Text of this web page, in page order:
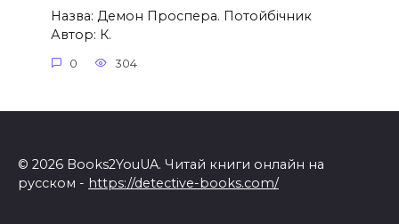
Назва: Демон Проспера. Потойбічник
Автор: К.
0 304
© 2026 Books2YouUA. Читай книги онлайн на
русском - https://detective-books.com/